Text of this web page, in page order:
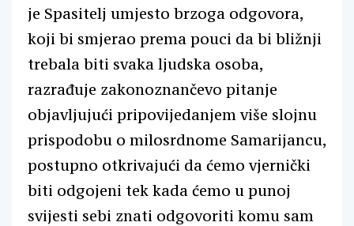
je Spasitelj umjesto brzoga odgovora,
koji bi smjerao prema pouci da bi bližnji
trebala biti svaka ljudska osoba,
razrađuje zakonoznančevo pitanje
objavljujući pripovijedanjem više slojnu
prispodobu o milosrdnome Samarijancu,
postupno otkrivajući da ćemo vjernički
biti odgojeni tek kada ćemo u punoj
svijesti sebi znati odgovoriti komu sam